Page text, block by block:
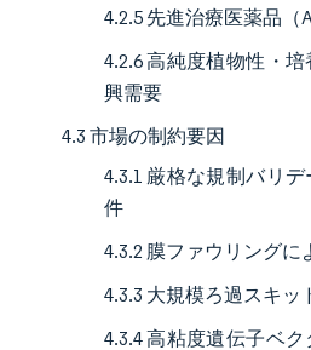
4.2.5 先進治療医薬品（
4.2.6 高純度植物性・
興需要
4.3 市場の制約要因
4.3.1 厳格な規制バリ
件
4.3.2 膜ファウリングに
4.3.3 大規模ろ過スキ
4.3.4 高粘度遺伝子ベ